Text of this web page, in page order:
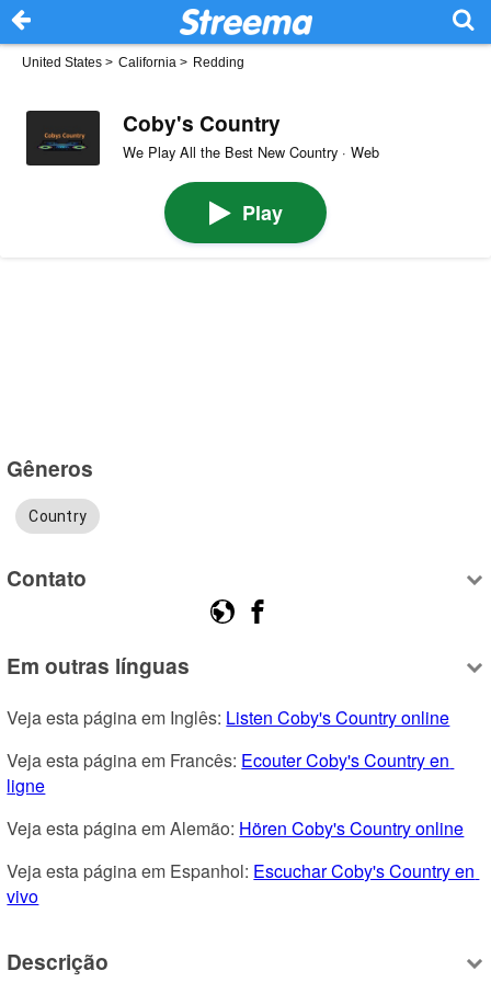
United States > California > Redding
Coby's Country
We Play All the Best New Country · Web
Play
Gêneros
Country
Contato
Em outras línguas
Veja esta página em Inglês: Listen Coby's Country online
Veja esta página em Francês: Ecouter Coby's Country en
ligne
Veja esta página em Alemão: Hören Coby's Country online
Veja esta página em Espanhol: Escuchar Coby's Country en
vivo
Descrição